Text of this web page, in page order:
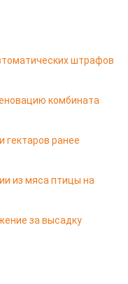
штрафов
комбината
гектаров ранее
из мяса птицы на
за высадку